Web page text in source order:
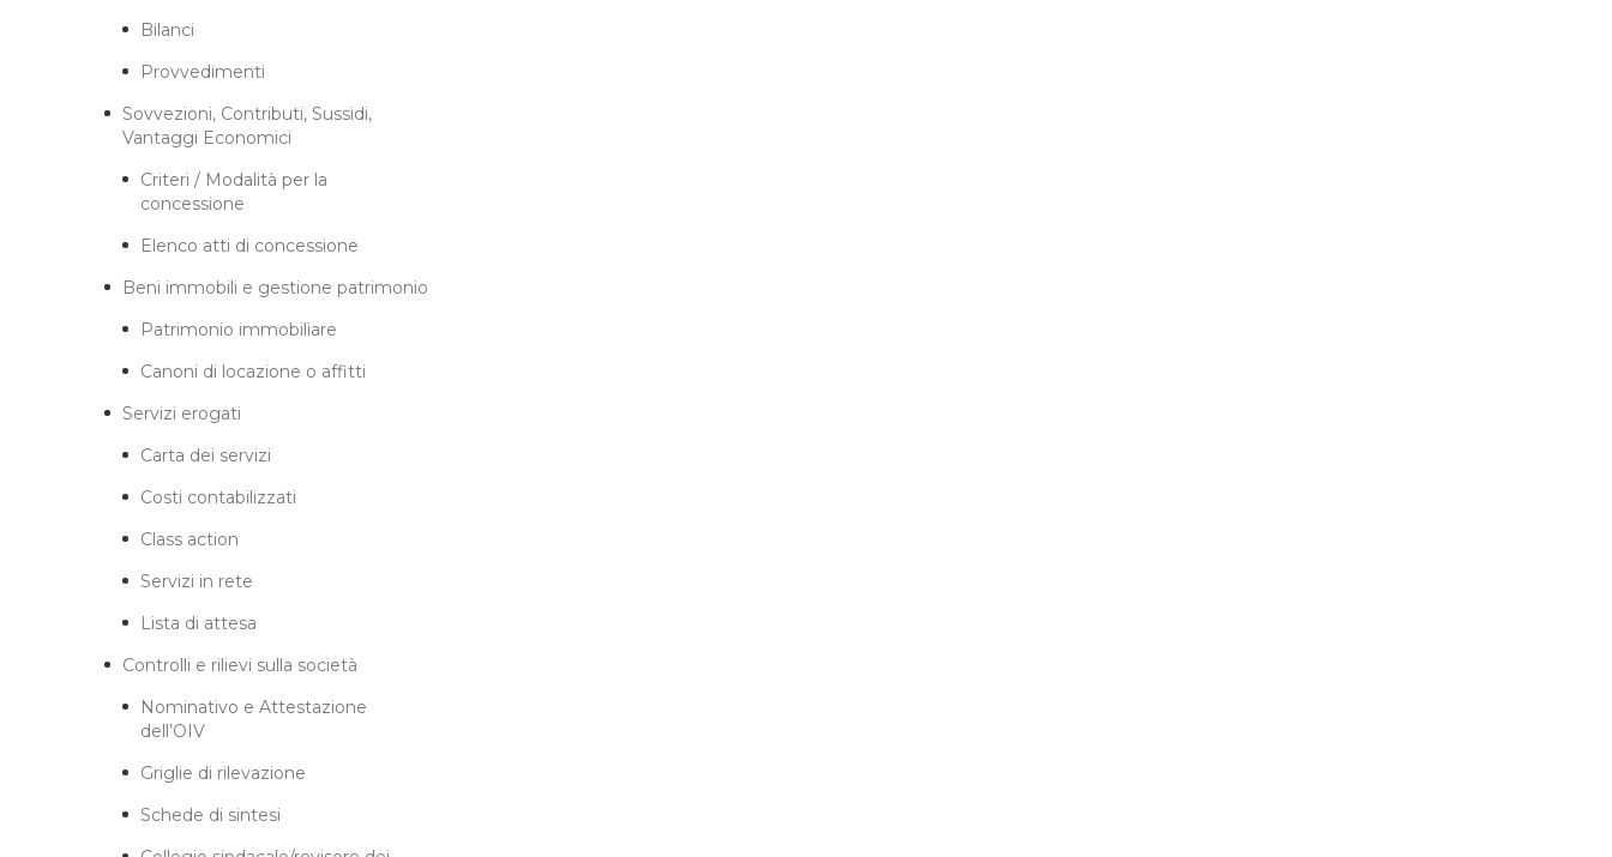
Bilanci
Provvedimenti
Sovvezioni, Contributi, Sussidi,
Vantaggi Economici
Criteri / Modalità per la
concessione
Elenco atti di concessione
Beni immobili e gestione patrimonio
Patrimonio immobiliare
Canoni di locazione o affitti
Servizi erogati
Carta dei servizi
Costi contabilizzati
Class action
Servizi in rete
Lista di attesa
Controlli e rilievi sulla società
Nominativo e Attestazione
dell’OIV
Griglie di rilevazione
Schede di sintesi